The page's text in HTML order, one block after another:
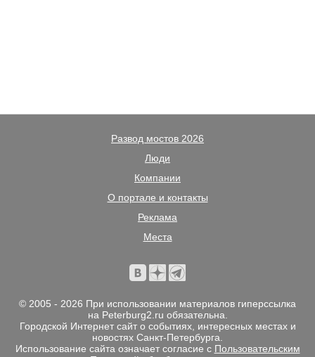
Развод мостов 2026
Люди
Компании
О портале и контакты
Реклама
Места
© 2005 - 2026 При использовании материалов гиперссылка
на Peterburg2.ru обязательна.
Городской Интернет сайт о событиях, интересных местах и
новостях Санкт-Петербурга.
Использование сайта означает согласие с Пользовательским